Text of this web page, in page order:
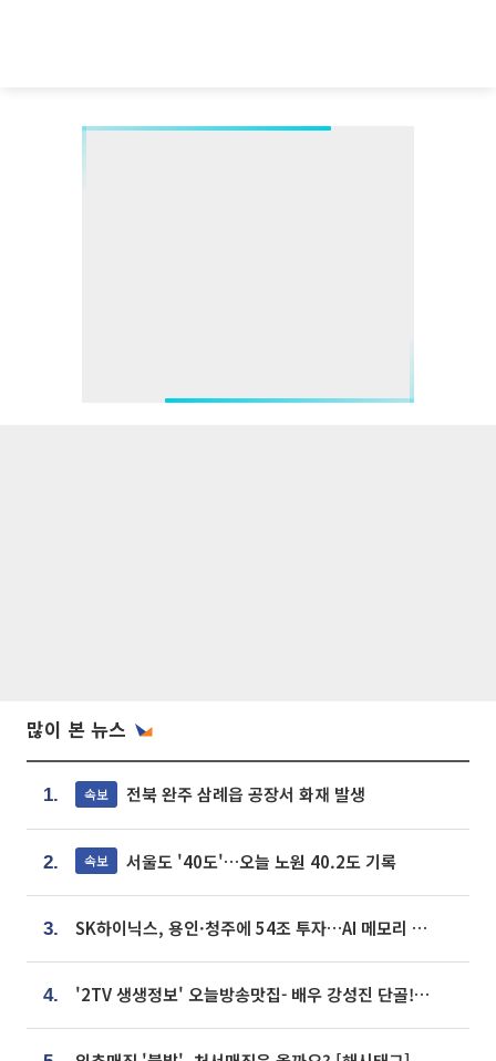
많이 본 뉴스
1. 속보 전북 완주 삼례읍 공장서 화재 발생
2. 속보 서울도 '40도'…오늘 노원 40.2도 기록
3. SK하이닉스, 용인·청주에 54조 투자…AI 메모리 생산기지 키운다
4. '2TV 생생정보' 오늘방송맛집- 배우 강성진 단골! 쌀국수ㆍ푸팟퐁 커리 맛집 '블○○○'